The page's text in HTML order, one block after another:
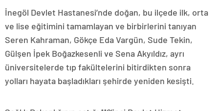
İnegöl Devlet Hastanesi’nde doğan, bu ilçede ilk, orta
ve lise eğitimini tamamlayan ve birbirlerini tanıyan
Seren Kahraman, Gökçe Eda Vargün, Sude Tekin,
Gülşen İpek Boğazkesenli ve Sena Akyıldız, ayrı
üniversitelerde tıp fakültelerini bitirdikten sonra
yolları hayata başladıkları şehirde yeniden kesişti.